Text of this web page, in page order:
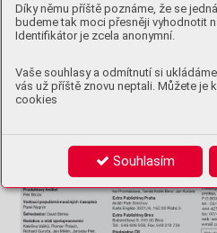
Díky němu příště poznáme, že se
budeme tak moci přesněji vyhodnotit
Identifikátor je zcela anonymní.
Vaše souhlasy a odmítnutí si
vás už příště znovu neptali. Můžete je
cookies
Souhlasím